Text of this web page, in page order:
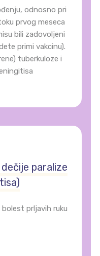
odnosno pri
prvog meseca
bili zadovoljeni
primi vakcinu).
tuberkuloze i
paralize
prljavih ruku